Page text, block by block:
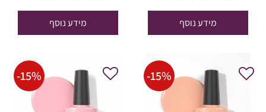
היה:
₪29.00.
הוא:
מידע נוסף
היה:
₪29.00.
הוא:
מידע נוסף
-15%
-15%